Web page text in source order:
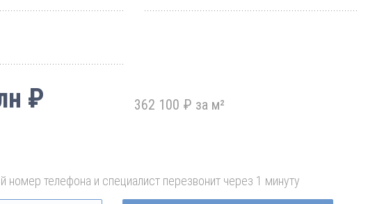
₽ 362 100 ₽ за м²
номер телефона и специалист перезвонит через 1 минуту